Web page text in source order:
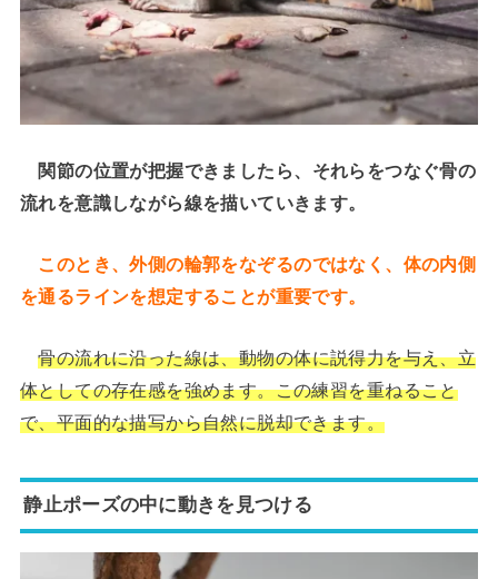
関節の位置が把握できましたら、それらをつなぐ骨の
流れを意識しながら線を描いていきます。
このとき、外側の輪郭をなぞるのではなく、体の内側
を通るラインを想定することが重要です。
骨の流れに沿った線は、動物の体に説得力を与え、立
体としての存在感を強めます。この練習を重ねること
で、平面的な描写から自然に脱却できます。
静止ポーズの中に動きを見つける